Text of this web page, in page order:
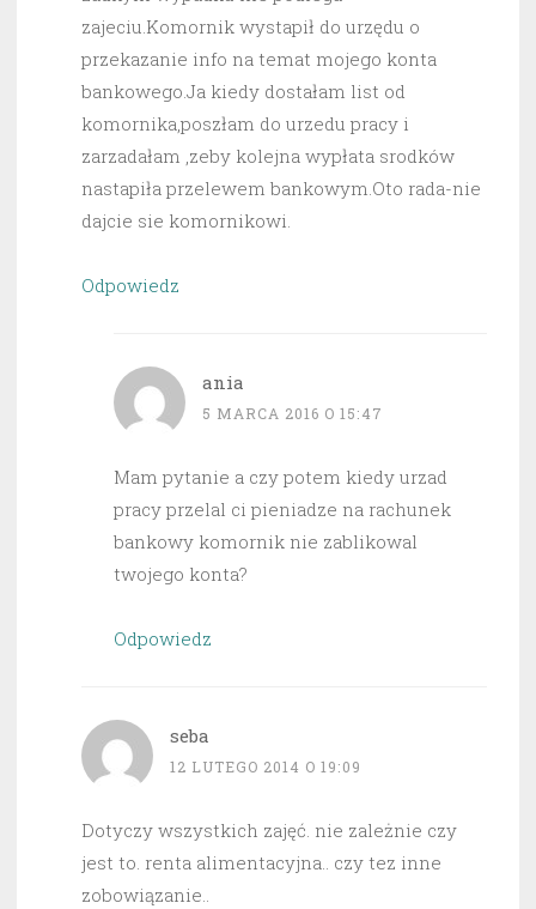
zajeciu.Komornik wystapił do urzędu o
przekazanie info na temat mojego konta
bankowego.Ja kiedy dostałam list od
komornika,poszłam do urzedu pracy i
zarzadałam ,zeby kolejna wypłata srodków
nastapiła przelewem bankowym.Oto rada-nie
dajcie sie komornikowi.
Odpowiedz
ania
5 MARCA 2016 O 15:47
Mam pytanie a czy potem kiedy urzad
pracy przelal ci pieniadze na rachunek
bankowy komornik nie zablikowal
twojego konta?
Odpowiedz
seba
12 LUTEGO 2014 O 19:09
Dotyczy wszystkich zajęć. nie zależnie czy
jest to. renta alimentacyjna.. czy tez inne
zobowiązanie..